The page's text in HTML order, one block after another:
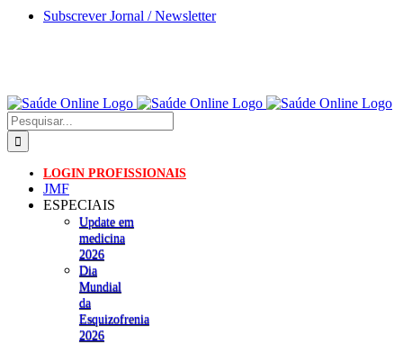
Skip
Subscrever Jornal / Newsletter
Pesquisar
LOGIN PROFISSIONAIS
JMF
ESPECIAIS
Update em
medicina
2026
Dia
Mundial
da
Esquizofrenia
2026